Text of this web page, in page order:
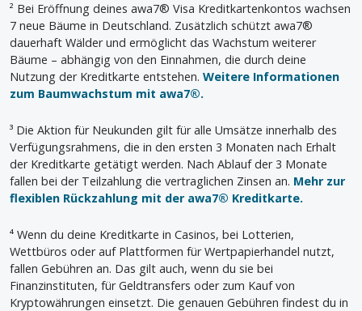
² Bei Eröffnung deines awa7® Visa Kreditkartenkontos wachsen
7 neue Bäume in Deutschland. Zusätzlich schützt awa7®
dauerhaft Wälder und ermöglicht das Wachstum weiterer
Bäume – abhängig von den Einnahmen, die durch deine
Nutzung der Kreditkarte entstehen. Weitere Informationen
zum Baumwachstum mit awa7®.
³ Die Aktion für Neukunden gilt für alle Umsätze innerhalb des
Verfügungsrahmens, die in den ersten 3 Monaten nach Erhalt
der Kreditkarte getätigt werden. Nach Ablauf der 3 Monate
fallen bei der Teilzahlung die vertraglichen Zinsen an. Mehr zur
flexiblen Rückzahlung mit der awa7® Kreditkarte.
⁴ Wenn du deine Kreditkarte in Casinos, bei Lotterien,
Wettbüros oder auf Plattformen für Wertpapierhandel nutzt,
fallen Gebühren an. Das gilt auch, wenn du sie bei
Finanzinstituten, für Geldtransfers oder zum Kauf von
Kryptowährungen einsetzt. Die genauen Gebühren findest du in